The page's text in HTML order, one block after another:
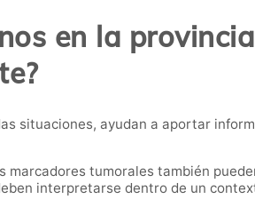
en la
situaciones, ayudan a aportar
marcadores tumorales también
interpretarse dentro de un